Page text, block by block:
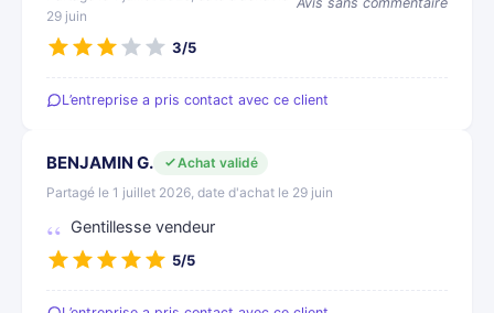
29 juin
3/5
L’entreprise a pris contact avec ce client
BENJAMIN G.
Achat validé
Partagé le 1 juillet 2026, date d'achat le 29 juin
Gentillesse vendeur
5/5